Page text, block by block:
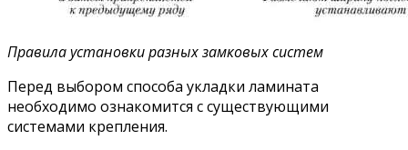
Правила установки разных замковых систем
Перед выбором способа укладки ламината
необходимо ознакомится с существующими
системами крепления.